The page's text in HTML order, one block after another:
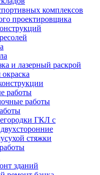
комплексов
проектировщика
и лазерный раскрой
работы
работы
ГКЛ с
стяжки
зданий